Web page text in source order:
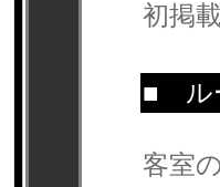
初掲
■ ル
客室